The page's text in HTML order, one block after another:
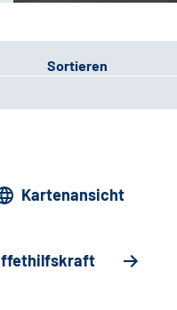
Sortieren
Kartenansicht